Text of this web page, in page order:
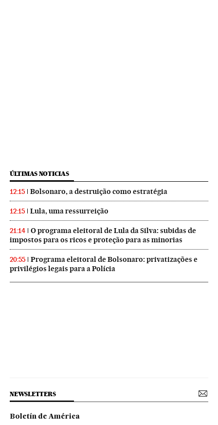
ÚLTIMAS NOTICIAS
12:15 Bolsonaro, a destruição como estratégia
12:15 Lula, uma ressurreição
21:14
O programa eleitoral de Lula da Silva: subidas de
impostos para os ricos e proteção para as minorias
20:55
Programa eleitoral de Bolsonaro: privatizações e
privilégios legais para a Polícia
NEWSLETTERS
Boletín de América